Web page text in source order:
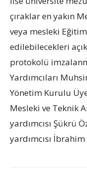
çıraklar en yakın
veya mesleki
edilebilecekleri
protokolü
Yardımcıları
Yönetim Kurulu
Mesleki ve Teknik
yardımcısı Şükrü
yardımcısı